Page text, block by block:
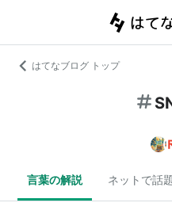
はてなブログ トップ
言葉の解説 ネットで話題